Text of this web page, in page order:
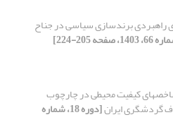
راهبردی برندسازی سیاسی در جناح
کیفیت محیطی در چارچوب
گردشگری ایران [دوره 18، شماره